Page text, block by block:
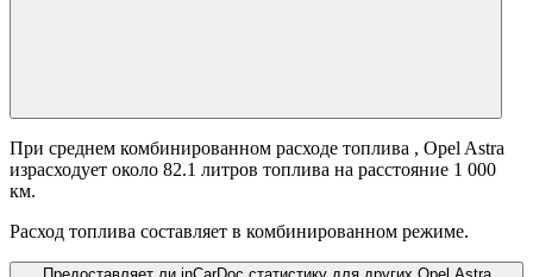
При среднем комбинированном расходе топлива , Opel Astra
израсходует около 82.1 литров топлива на расстояние 1 000
км.
Расход топлива составляет в комбинированном режиме.